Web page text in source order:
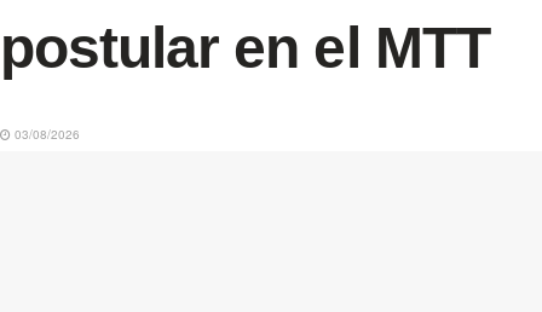
postular en el MTT
03/08/2026